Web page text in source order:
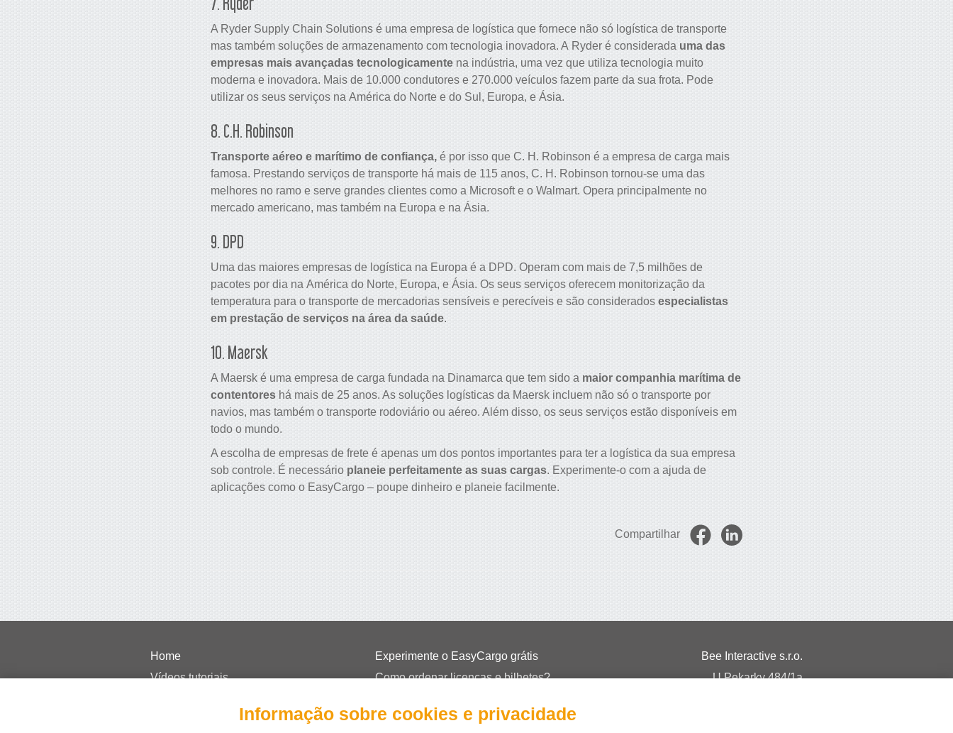
A Ryder Supply Chain Solutions é uma empresa de logística que fornece não só logística de transporte
mas também soluções de armazenamento com tecnologia inovadora. A Ryder é considerada uma das
empresas mais avançadas tecnologicamente na indústria, uma vez que utiliza tecnologia muito
moderna e inovadora. Mais de 10.000 condutores e 270.000 veículos fazem parte da sua frota. Pode
utilizar os seus serviços na América do Norte e do Sul, Europa, e Ásia.
8. C.H. Robinson
Transporte aéreo e marítimo de confiança, é por isso que C. H. Robinson é a empresa de carga mais
famosa. Prestando serviços de transporte há mais de 115 anos, C. H. Robinson tornou-se uma das
melhores no ramo e serve grandes clientes como a Microsoft e o Walmart. Opera principalmente no
mercado americano, mas também na Europa e na Ásia.
9. DPD
Uma das maiores empresas de logística na Europa é a DPD. Operam com mais de 7,5 milhões de
pacotes por dia na América do Norte, Europa, e Ásia. Os seus serviços oferecem monitorização da
temperatura para o transporte de mercadorias sensíveis e perecíveis e são considerados especialistas
em prestação de serviços na área da saúde.
10. Maersk
A Maersk é uma empresa de carga fundada na Dinamarca que tem sido a maior companhia marítima de
contentores há mais de 25 anos. As soluções logísticas da Maersk incluem não só o transporte por
navios, mas também o transporte rodoviário ou aéreo. Além disso, os seus serviços estão disponíveis em
todo o mundo.
A escolha de empresas de frete é apenas um dos pontos importantes para ter a logística da sua empresa
sob controle. É necessário planeie perfeitamente as suas cargas. Experimente-o com a ajuda de
aplicações como o EasyCargo – poupe dinheiro e planeie facilmente.
Compartilhar
Home
Vídeos tutoriais
Experimente o EasyCargo grátis
Como ordenar licenças e bilhetes?
API informações & exemplos
Bee Interactive s.r.o.
U Pekarky 484/1a
Informação sobre cookies e privacidade